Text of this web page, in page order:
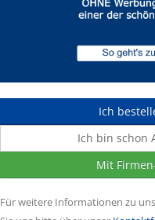
Ich
Ich bin schon
Mit
Für weitere Informationen zu